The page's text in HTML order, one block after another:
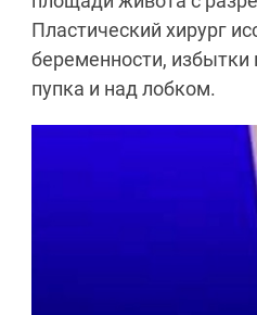
Пластический хирург
беременности,
пупка и над лобком.